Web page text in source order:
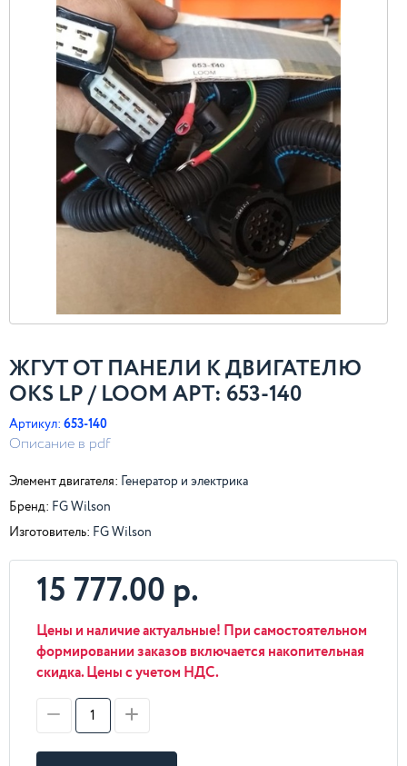
ЖГУТ ОТ ПАНЕЛИ К ДВИГАТЕЛЮ
OKS LP / LOOM АРТ: 653-140
Артикул: 653-140
Описание в pdf
Элемент двигателя: Генератор и электрика
Бренд: FG Wilson
Изготовитель: FG Wilson
15 777.00 р.
Цены и наличие актуальные! При самостоятельном
формировании заказов включается накопительная
скидка. Цены с учетом НДС.